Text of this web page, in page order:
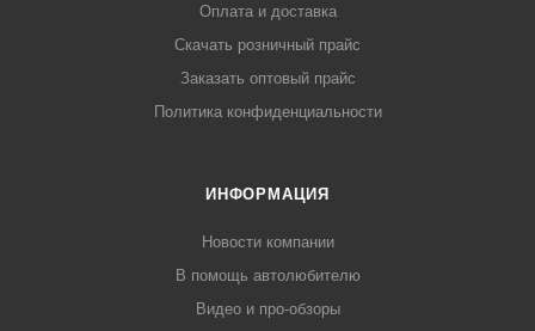
Оплата и доставка
Скачать розничный прайс
Заказать оптовый прайс
Политика конфиденциальности
ИНФОРМАЦИЯ
Новости компании
В помощь автолюбителю
Видео и про-обзоры